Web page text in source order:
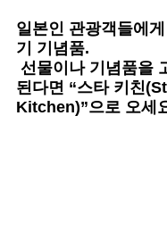
일본인 관광객들에
기 기념품.
선물이나 기념품을
된다면 “스타 키친
Kitchen)”으로 오세